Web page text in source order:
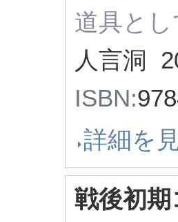
道具と
人言洞
ISBN:
詳細を
戦後初